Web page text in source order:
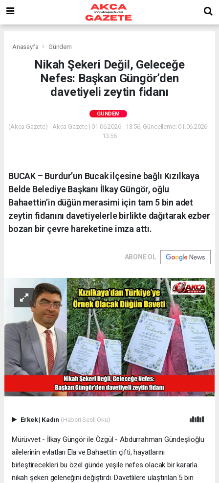
Anasayfa Gündem
Nikah Şekeri Değil, Geleceğe
Nefes: Başkan Güngör’den
davetiyeli zeytin fidanı
GÜNDEM
(Akca Gazete) - Akca Gazete | 01.06.2026 - 13:56, Güncelleme: 01.06.2026 -
13:56
BUCAK – Burdur’un Bucak ilçesine bağlı Kızılkaya
Belde Belediye Başkanı İlkay Güngör, oğlu
Bahaettin’in düğün merasimi için tam 5 bin adet
zeytin fidanını davetiyelerle birlikte dağıtarak ezber
bozan bir çevre hareketine imza attı.
ABONE OL
Erkek| Kadın (Haberi Sesli Oku)
Mürüvvet - İlkay Güngör ile Özgül - Abdurrahman Gündeşlioğlu
ailelerinin evlatları Ela ve Bahaettin çifti, hayatlarını
birleştirecekleri bu özel günde yeşile nefes olacak bir kararla
nikah şekeri geleneğini değiştirdi. Davetlilere ulaştırılan 5 bin